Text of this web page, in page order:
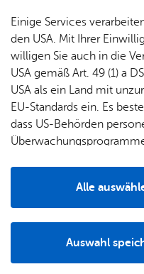
Ämter
A–Z
Diens
t­leis­
tun­gen
A–Z
For­
fent­li­
che
Be­
kannt­
ma­
chun­
& TV
Pres­se
&
Adres­sen &
Ihre
Adenauerplatz 1
88045 Friedrichshafen
Einige Services
den USA. Mit Ihrer
willigen Sie auch in die
USA gemäß Art. 49 (1) a
USA als ein Land mit
EU-Standards ein. Es
dass US-Behörden
Auswahl
Alle